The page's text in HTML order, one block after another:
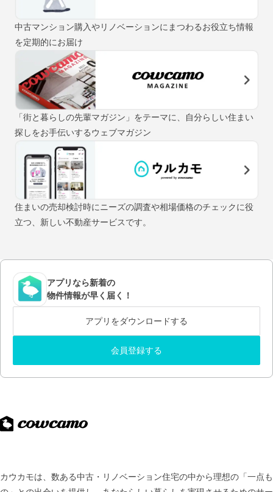
中古マンション購入やリノベーションにまつわるお役立ち情報
を定期的にお届け
「街と暮らしの先輩マガジン」をテーマに、自分らしい住まい
探しをお手伝いするウェブマガジン
住まいの売却検討時にニーズの調査や相場価格のチェックに役
立つ、新しい不動産サービスです。
アプリなら新着の
物件情報が早く届く！
アプリをダウンロードする
会員登録する
カウカモは、数ある中古・リノベーション住宅の中から理想の「一点も